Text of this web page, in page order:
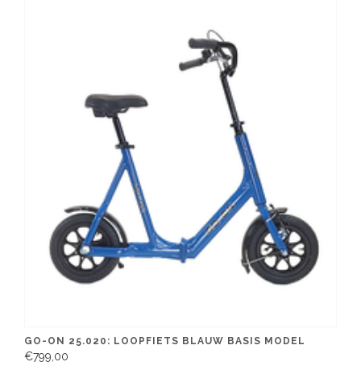
GO-ON 25.020: LOOPFIETS BLAUW BASIS MODEL
€799,00